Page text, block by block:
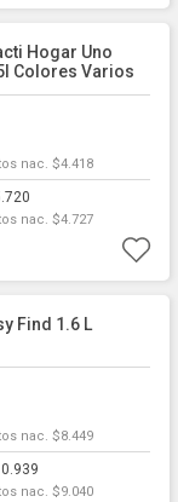
Hogar Uno
Colores Varios
nac. $4.418
nac. $4.727
Find 1.6 L
nac. $8.449
nac. $9.040